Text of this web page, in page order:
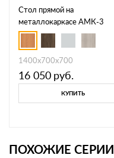
Стол прямой на
металлокаркасе АМК-3
1400x700x700
16 050 руб.
КУПИТЬ
ПОХОЖИЕ СЕРИИ